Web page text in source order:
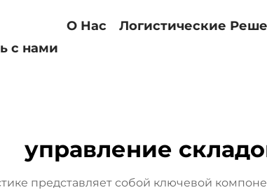
О Нас Логистические
с нами
управление
представляет собой ключевой